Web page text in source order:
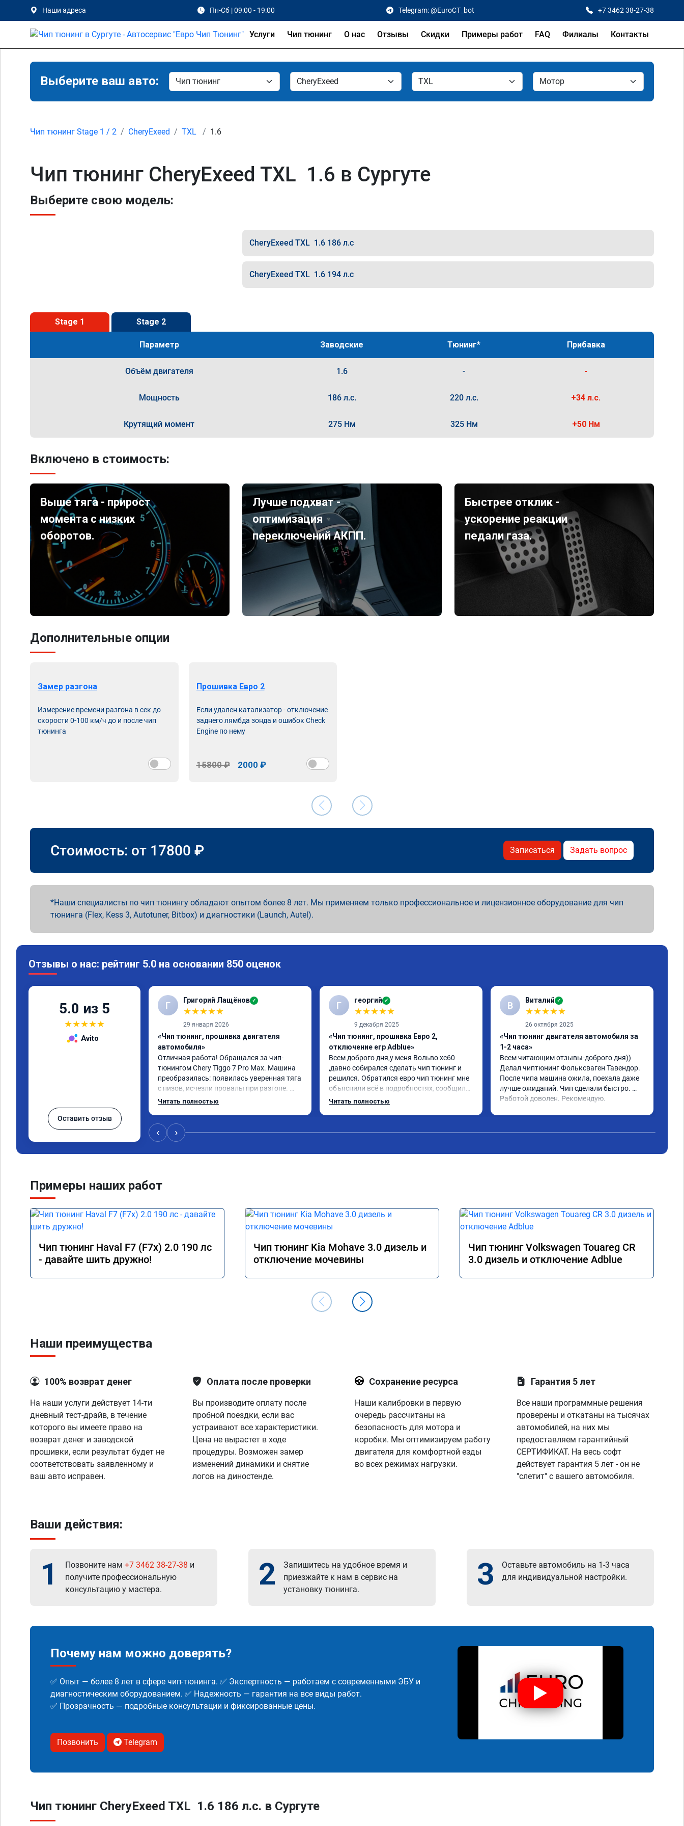
Наши адреса Пн-Сб | 09:00 - 19:00 Telegram: @EuroCT_bot +7 3462 38-27-38
Услуги Чип тюнинг О нас Отзывы Скидки Примеры работ FAQ Филиалы Контакты
Выберите ваш авто:
Чип тюнинг Stage 1 / 2 CheryExeed TXL 1.6
Чип тюнинг CheryExeed TXL 1.6 в Сургуте
Выберите свою модель:
CheryExeed TXL 1.6 186 л.с
CheryExeed TXL 1.6 194 л.с
Stage 1 Stage 2
Параметр Заводские Тюнинг* Прибавка
Объём двигателя 1.6 - -
Мощность 186 л.с. 220 л.с. +34 л.с.
Крутящий момент 275 Нм 325 Нм +50 Нм
Включено в стоимость:
Выше тяга - прирост
момента с низких
оборотов.
Лучше подхват -
оптимизация
переключений АКПП.
Быстрее отклик -
ускорение реакции
педали газа.
Дополнительные опции
Замер разгона
Измерение времени разгона в сек до
скорости 0-100 км/ч до и после чип
тюнинга
Прошивка Евро 2
Если удален катализатор - отключение
заднего лямбда зонда и ошибок Check
Engine по нему
15800 ₽ 2000 ₽
Стоимость: от 17800 ₽ Записаться Задать вопрос
Наши специалисты по чип тюнингу обладают опытом более 8 лет. Мы применяем только профессиональное и лицензионное оборудование для чип
тюнинга (Flex, Kess 3, Autotuner, Bitbox) и диагностики (Launch, Autel).
Отзывы о нас: рейтинг 5.0 на основании 850 оценок
5.0 из 5
★★★★★
Avito
Оставить отзыв
Г Григорий Лащёнов ✓
★★★★★
29 января 2026
«Чип тюнинг, прошивка двигателя
автомобиля»
Отличная работа! Обращался за чип-
тюнингом Chery Tiggo 7 Pro Max. Машина
преобразилась: появилась уверенная тяга
с низов, исчезли провалы при разгоне.
Расход в спокойном режиме даже немного
всем, кто сомневается.
Читать полностью
Г георгий ✓
★★★★★
9 декабря 2025
«Чип тюнинг, прошивка Евро 2,
отключение егр Adblue»
Всем доброго дня,у меня Вольво xc60
,давно собирался сделать чип тюнинг и
решился. Обратился евро чип тюнинг мне
объяснили всё в подробностях, сообщили
сумму записали. Приехал в назначенное
Читать полностью
В Виталий ✓
★★★★★
26 октября 2025
«Чип тюнинг двигателя автомобиля за
1-2 часа»
Всем читающим отзывы-доброго дня))
Делал чиптюнинг Фольксваген Тавендор.
После чипа машина ожила, поехала даже
лучше ожиданий. Чип сделали быстро.
Работой доволен. Рекомендую.
‹ ›
Примеры наших работ
Чип тюнинг Haval F7 (F7x) 2.0 190 лс
- давайте шить дружно!
Чип тюнинг Kia Mohave 3.0 дизель и
отключение мочевины
Чип тюнинг Volkswagen Touareg CR
3.0 дизель и отключение Adblue
Наши преимущества
100% возврат денег
На наши услуги действует 14-ти
дневный тест-драйв, в течение
которого вы имеете право на
возврат денег и заводской
прошивки, если результат будет не
соответствовать заявленному и
ваш авто исправен.
Оплата после проверки
Вы производите оплату после
пробной поездки, если вас
устраивают все характеристики.
Цена не вырастет в ходе
процедуры. Возможен замер
изменений динамики и снятие
логов на диностенде.
Сохранение ресурса
Наши калибровки в первую
очередь рассчитаны на
безопасность для мотора и
коробки. Мы оптимизируем работу
двигателя для комфортной езды
во всех режимах нагрузки.
Гарантия 5 лет
Все наши программные решения
проверены и откатаны на тысячах
автомобилей, на них мы
предоставляем гарантийный
СЕРТИФИКАТ. На весь софт
действует гарантия 5 лет - он не
"слетит" с вашего автомобиля.
Ваши действия:
1 Позвоните нам +7 3462 38-27-38 и
получите профессиональную
консультацию у мастера.
2
Запишитесь на удобное время и
приезжайте к нам в сервис на
установку тюнинга.
3
Оставьте автомобиль на 1-3 часа
для индивидуальной настройки.
Почему нам можно доверять?
✅ Опыт — более 8 лет в сфере чип-тюнинга. ✅ Экспертность — работаем с современными ЭБУ и
диагностическим оборудованием. ✅ Надежность — гарантия на все виды работ.
✅ Прозрачность — подробные консультации и фиксированные цены.
Позвонить Telegram
Чип тюнинг CheryExeed TXL 1.6 186 л.с. в Сургуте